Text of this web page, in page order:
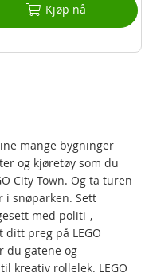
Kjøp nå
mange bygninger
og kjøretøy som du
City Town. Og ta turen
i snøparken. Sett
med politi-,
ditt preg på LEGO
du gatene og
kreativ rollelek. LEGO